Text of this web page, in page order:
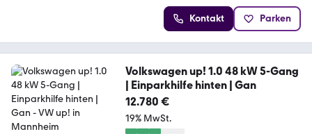
Kontakt Parken
Volkswagen up! 1.0 48 kW 5-Gang
| Einparkhilfe hinten | Gan
12.780 €
19% MwSt.